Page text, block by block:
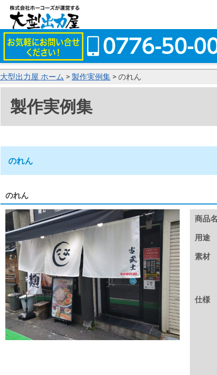
大型出力屋 ホーム > 製作実例集 > のれん
製作実例集
のれん
のれん
商品
用途
素材
仕様